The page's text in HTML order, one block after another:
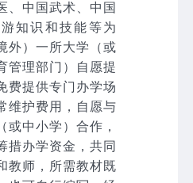
、中国武术、中国
知识和技能等为
外）一所大学（或
管理部门）自愿提
费提供专门办学场
维护费用，自愿与
或中小学）合作，
措办学资金，共同
教师，所需教材既